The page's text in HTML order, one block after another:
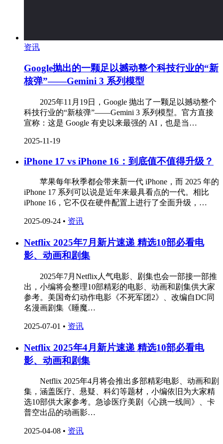
资讯
Google抛出的一颗足以撼动整个科技行业的“新
核弹”——Gemini 3 系列模型
‌ 2025年11月19日，Google 抛出了一颗足以撼动整个
科技行业的“新核弹”——Gemini 3 系列模型。官方直接
宣称：这是 Google 有史以来最强的 AI，也是当…
2025-11-19
iPhone 17 vs iPhone 16：到底值不值得升级？
苹果每年秋季都会带来新一代 iPhone，而 2025 年的
iPhone 17 系列可以说是近年来最具看点的一代。相比
iPhone 16，它不仅在硬件配置上进行了全面升级，…
2025-09-24 • 资讯
Netflix 2025年7月新片速递 精选10部必看电
影、动画和剧集
‌ 2025年7月Netflix人气电影、剧集也会一部接一部推
出，小编将会整理10部精彩的电影、动画和剧集供大家
参考。美国奇幻动作电影《不死军团2》、改编自DC同
名漫画剧集《睡魔…
2025-07-01 • 资讯
Netflix 2025年4月新片速递 精选10部必看电
影、动画和剧集
‌ Netflix 2025年4月将会推出多部精彩电影、动画和剧
集，涵盖医疗、悬疑、科幻等题材，小编依旧为大家精
选10部供大家参考。急诊医疗美剧《心跳一线间》、卡
普空出品的动画影…
2025-04-08 • 资讯